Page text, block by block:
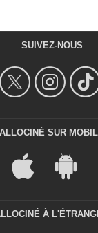
SUIVEZ-NOUS
ALLOCINÉ SUR
À